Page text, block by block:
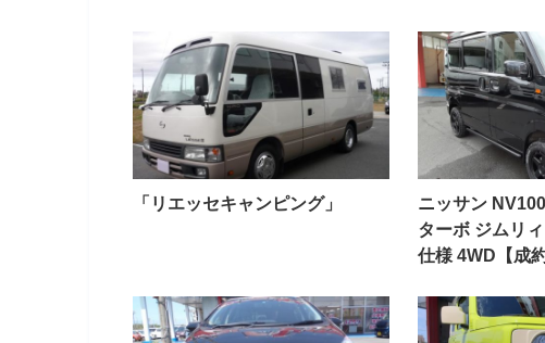
「リエッセキャンピング」
ニッサン
ターボ ジムリ
仕様 4WD【成約